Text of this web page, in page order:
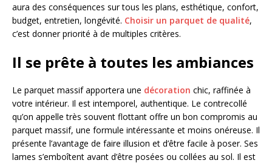
aura des conséquences sur tous les plans, esthétique, confort,
budget, entretien, longévité. Choisir un parquet de qualité,
c’est donner priorité à de multiples critères.
Il se prête à toutes les ambiances
Le parquet massif apportera une décoration chic, raffinée à
votre intérieur. Il est intemporel, authentique. Le contrecollé
qu’on appelle très souvent flottant offre un bon compromis au
parquet massif, une formule intéressante et moins onéreuse. Il
présente l’avantage de faire illusion et d’être facile à poser. Ses
lames s’emboîtent avant d’être posées ou collées au sol. Il est